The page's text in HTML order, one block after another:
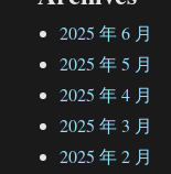
2025 年 6 月
2025 年 5 月
2025 年 4 月
2025 年 3 月
2025 年 2 月